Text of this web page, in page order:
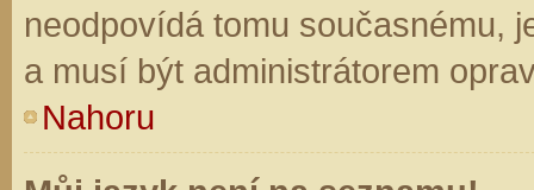
neodpovídá tomu současnému,
a musí být administrátorem
Nahoru